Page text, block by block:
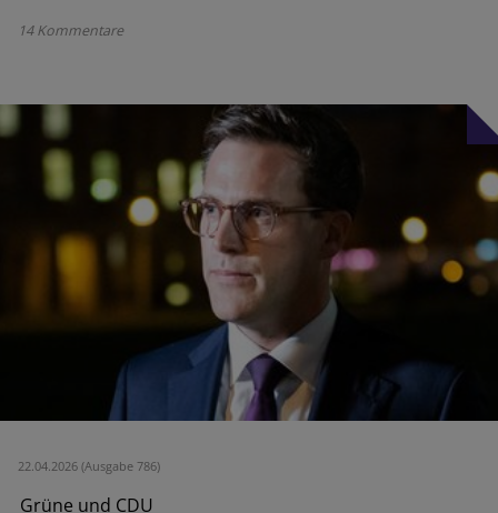
14 Kommentare
22.04.2026 (Ausgabe 786)
Grüne und CDU